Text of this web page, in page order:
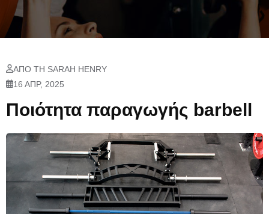
ΑΠΌ ΤΗ SARAH HENRY
16 ΑΠΡ, 2025
Ποιότητα παραγωγής barbell